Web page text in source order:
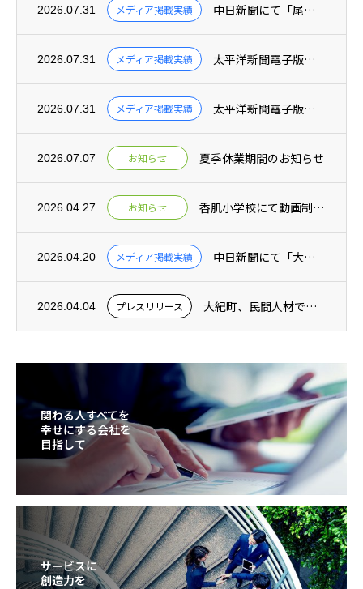
2026.07.31 メディア掲載実績 中日新聞にて「尾鷲市内全5小学校で実施しているデジタル教育の取り組み」についての記事が...
2026.07.31 メディア掲載実績 太平洋新聞電子版にて「尾鷲市立矢浜小学校で実施したプログラミング授業」についての記事が...
2026.07.31 メディア掲載実績 太平洋新聞電子版にて「尾鷲市・放課後プログラミングラボ」の記事が掲載されました(202...
2026.07.07 お知らせ 夏季休業期間のお知らせ
2026.04.27 お知らせ 香肌小学校にて動画制作の出前授業を実施（2026年1月～2月の期間中）
2026.04.20 メディア掲載実績 中日新聞にて「大紀町と提携した地域活性化企業人の取り組み」についての記事が掲載されまし...
2026.04.04 プレスリリース ⼤紀町、⺠間⼈材で⾏政ＤＸ推進へー地域活性化起業⼈の協定を締結ー
関わる人すべてを
幸せにする会社を
目指して
サービスに
創造力を